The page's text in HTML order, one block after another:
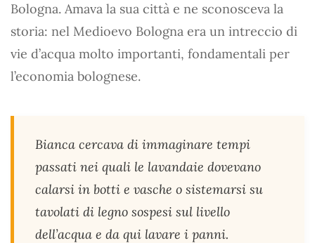
Bologna. Amava la sua città e ne sconosceva la
storia: nel Medioevo Bologna era un intreccio di
vie d’acqua molto importanti, fondamentali per
l’economia bolognese.
Bianca cercava di immaginare tempi
passati nei quali le lavandaie dovevano
calarsi in botti e vasche o sistemarsi su
tavolati di legno sospesi sul livello
dell’acqua e da qui lavare i panni.